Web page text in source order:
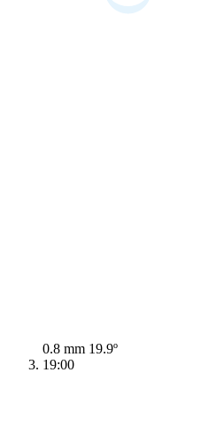
0.8 mm 19.9º
19:00